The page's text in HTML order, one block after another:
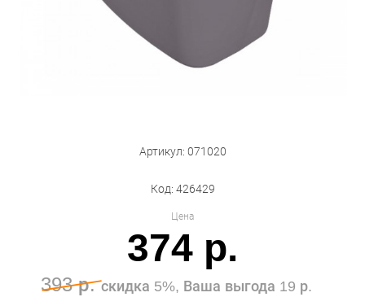
Артикул: 071020
Код: 426429
Цена
374 р.
393 р.скидка 5%, Ваша выгода 19 р.